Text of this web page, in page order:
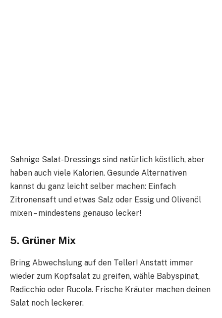
Sahnige Salat-Dressings sind natürlich köstlich, aber
haben auch viele Kalorien. Gesunde Alternativen
kannst du ganz leicht selber machen: Einfach
Zitronensaft und etwas Salz oder Essig und Olivenöl
mixen – mindestens genauso lecker!
5. Grüner Mix
Bring Abwechslung auf den Teller! Anstatt immer
wieder zum Kopfsalat zu greifen, wähle Babyspinat,
Radicchio oder Rucola. Frische Kräuter machen deinen
Salat noch leckerer.